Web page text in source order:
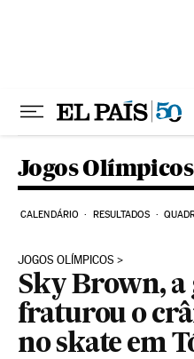
Jogos Olímpicos
CALENDÁRIO RESULTADOS
JOGOS OLÍMPICOS
Sky Brown, a
fraturou o
no skate em